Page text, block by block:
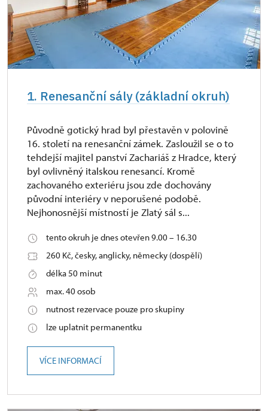
1. Renesanční sály (základní okruh)
Původně gotický hrad byl přestavěn v polovině
16. století na renesanční zámek. Zasloužil se o to
tehdejší majitel panství Zachariáš z Hradce, který
byl ovlivněný italskou renesancí. Kromě
zachovaného exteriéru jsou zde dochovány
původní interiéry v neporušené podobě.
Nejhonosnější místností je Zlatý sál s...
tento okruh je dnes otevřen 9.00 – 16.30
260 Kč, česky, anglicky, německy (dospělí)
délka 50 minut
max. 40 osob
nutnost rezervace pouze pro skupiny
lze uplatnit permanentku
VÍCE INFORMACÍ